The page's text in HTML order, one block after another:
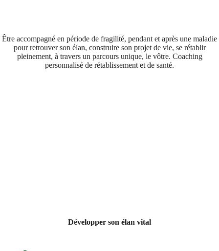
Être accompagné en période de fragilité, pendant et après une maladie
pour retrouver son élan, construire son projet de vie, se rétablir
pleinement, à travers un parcours unique, le vôtre. Coaching
personnalisé de rétablissement et de santé.
Développer son élan vital